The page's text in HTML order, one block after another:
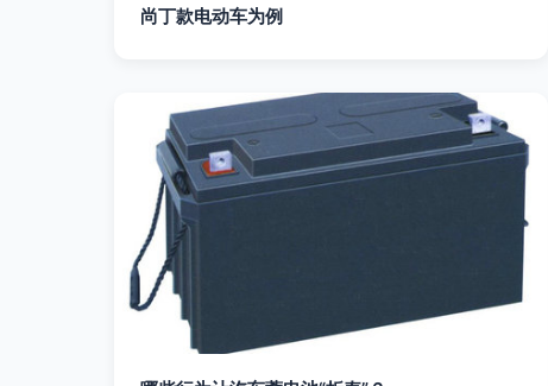
尚丁款电动车为例